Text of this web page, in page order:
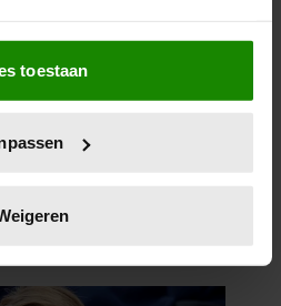
ook graag:
over uw geografische
meter nauwkeurig kan zijn
eigenschappen (fingerprinting)
in het
toestaan